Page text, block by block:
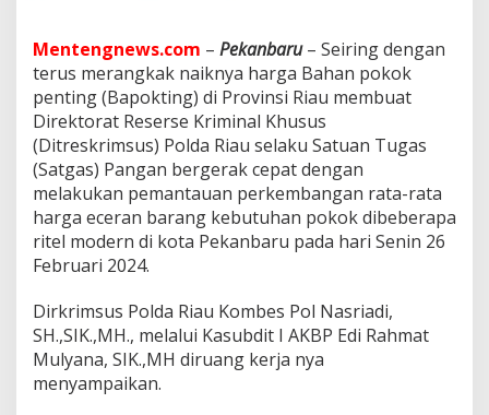
a
p
o
k
t
i
n
g
D
i
p
r
a
n
S
e
Mentengnews.com – Pekanbaru– Seiring dengan
terus merangkak naiknya harga Bahan pokok
penting (Bapokting) di Provinsi Riau membuat
Direktorat Reserse Kriminal Khusus
(Ditreskrimsus) Polda Riau selaku Satuan Tugas
(Satgas) Pangan bergerak cepat dengan
melakukan pemantauan perkembangan rata-rata
harga eceran barang kebutuhan pokok dibeberapa
ritel modern di kota Pekanbaru pada hari Senin 26
Februari 2024.
Dirkrimsus Polda Riau Kombes Pol Nasriadi,
SH.,SIK.,MH., melalui Kasubdit I AKBP Edi Rahmat
Mulyana, SIK.,MH diruang kerja nya
menyampaikan.